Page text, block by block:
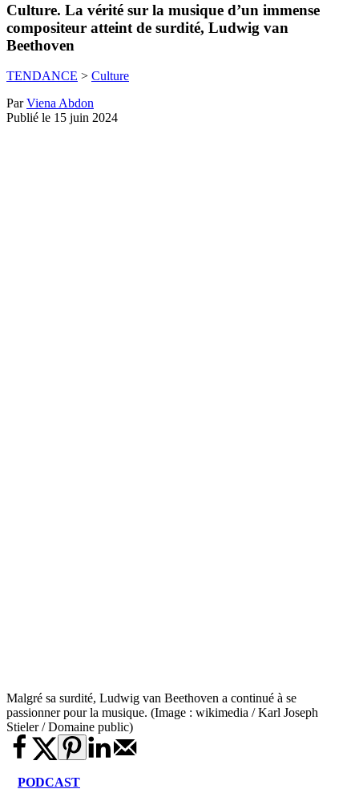
Culture. La vérité sur la musique d’un immense
compositeur atteint de surdité, Ludwig van
Beethoven
TENDANCE > Culture
ParViena Abdon
Publié le 15 juin 2024
Malgré sa surdité, Ludwig van Beethoven a continué à se
passionner pour la musique. (Image : wikimedia / Karl Joseph
Stieler / Domaine public)
PODCAST